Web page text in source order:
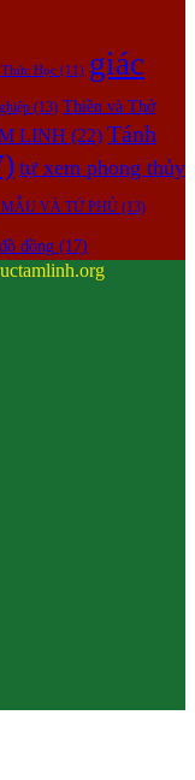
Học (11) giác
(13) Thiền và Thở
LINH (22) Tánh
tự xem phong thủy
VÀ TỨ PHỦ (13)
đồ đồng (17)